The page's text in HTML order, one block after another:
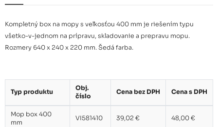
Kompletný box na mopy s veľkosťou 400 mm je riešením typu
všetko-v-jednom na prípravu, skladovanie a prepravu mopu.
Rozmery 640 x 240 x 220 mm. Šedá farba.
Typ produktu
Obj.
číslo
Cena bez DPH Cena s DPH
Mop box 400
mm
VI581410 39,02 € 48,00 €